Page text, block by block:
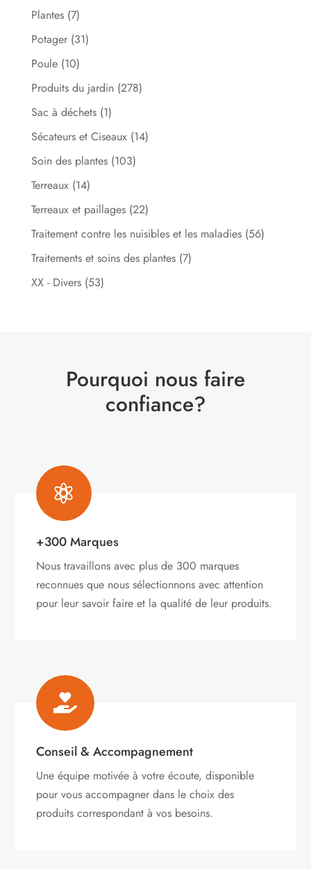
Plantes (7)
Potager (31)
Poule (10)
Produits du jardin (278)
Sac à déchets (1)
Sécateurs et Ciseaux (14)
Soin des plantes (103)
Terreaux (14)
Terreaux et paillages (22)
Traitement contre les nuisibles et les maladies (56)
Traitements et soins des plantes (7)
XX - Divers (53)
Pourquoi nous faire
confiance?

+300 Marques
Nous travaillons avec plus de 300 marques
reconnues que nous sélectionnons avec attention
pour leur savoir faire et la qualité de leur produits.

Conseil & Accompagnement
Une équipe motivée à votre écoute, disponible
pour vous accompagner dans le choix des
produits correspondant à vos besoins.